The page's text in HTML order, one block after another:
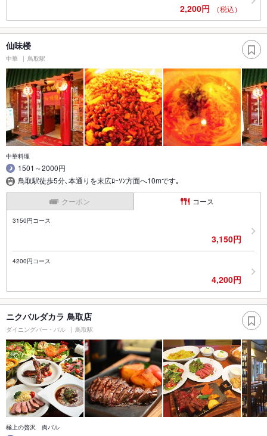
2,200円 （税込）
仙味楼
中華 鳥取駅
中華料理
1501～2000円
鳥取駅徒歩5分､本通りを末広ﾛｰｿﾝ方面へ10mです｡
クーポン コース
3150円コース
3,150円
4200円コース
4,200円
ニクバルダカラ 鳥取店
ダイニングバー・バル 鳥取駅
極上の贅沢 肉バル